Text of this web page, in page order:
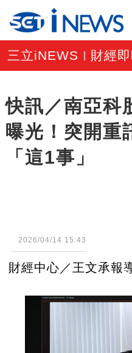
三立iNEWS 財經
快訊／南亞科
曝光！突開重
「這1事」
2026/04/14 15:43
財經中心／王文承報